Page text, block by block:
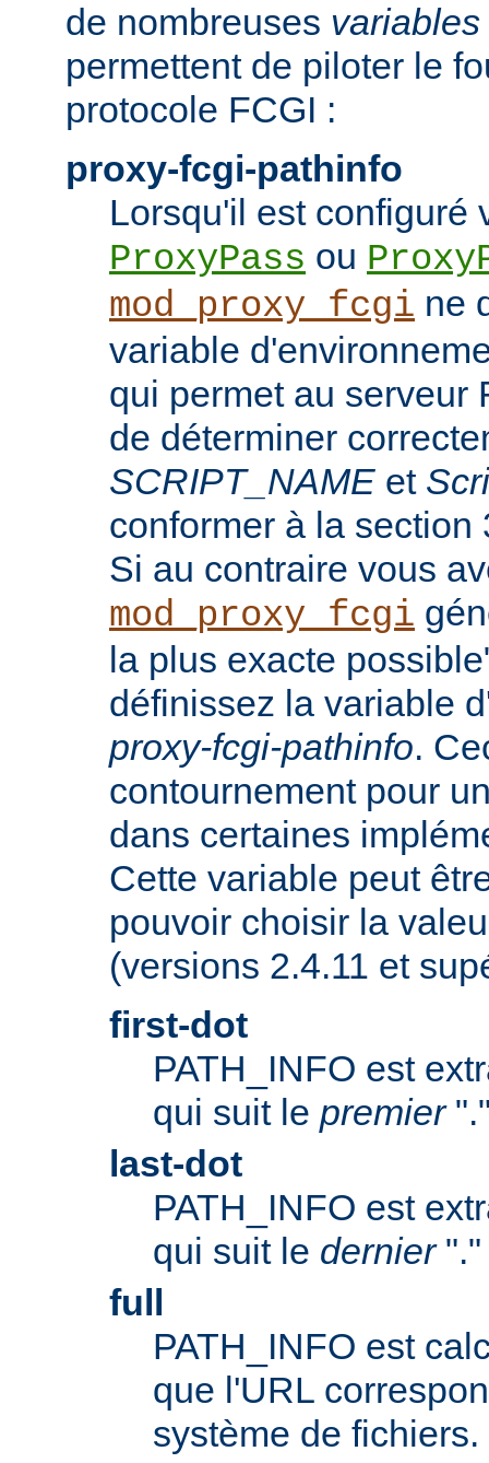
de nombreuses
permettent de piloter le
protocole FCGI :
proxy-fcgi-pathinfo
Lorsqu'il est configuré
ProxyPass ou
mod_proxy_fcgi ne
variable
qui permet au serveur
de déterminer
SCRIPT_NAME et
conformer à la
Si au contraire vous
mod_proxy_fcgi
la plus exacte
définissez la variable
proxy-fcgi-pathinfo.
contournement pour
dans certaines
Cette variable peut
pouvoir choisir la
(versions 2.4.11 et
first-dot
PATH_INFO est
qui suit le premier
last-dot
PATH_INFO est
qui suit le dernier"."
full
PATH_INFO est
que l'URL
système de fichiers.